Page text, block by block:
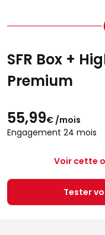
SFR Box +
Premium
55,99€ /mois
Engagement 24 mois
Voir cette
Tester